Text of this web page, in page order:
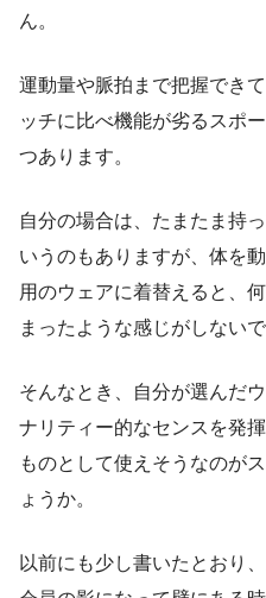
ん。
運動量や脈拍まで把握でき
ッチに比べ機能が劣るスポ
つあります。
自分の場合は、たまたま持
いうのもありますが、体を
用のウェアに着替えると、
まったような感じがしない
そんなとき、自分が選んだ
ナリティー的なセンスを発
ものとして使えそうなのが
ょうか。
以前にも少し書いたとおり